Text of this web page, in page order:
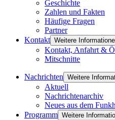
Geschichte
Zahlen und Fakten
Häufige Fragen
Partner
Kontakt Weitere
Kontakt, Anfahrt &
Mitschnitte
Nachrichten Weitere
Aktuell
Nachrichtenarchiv
Neues aus dem
Programm Weitere